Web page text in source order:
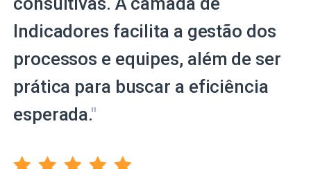
Indicadores facilita a gestão dos
processos e equipes, além de ser
prática para buscar a eficiência
esperada."